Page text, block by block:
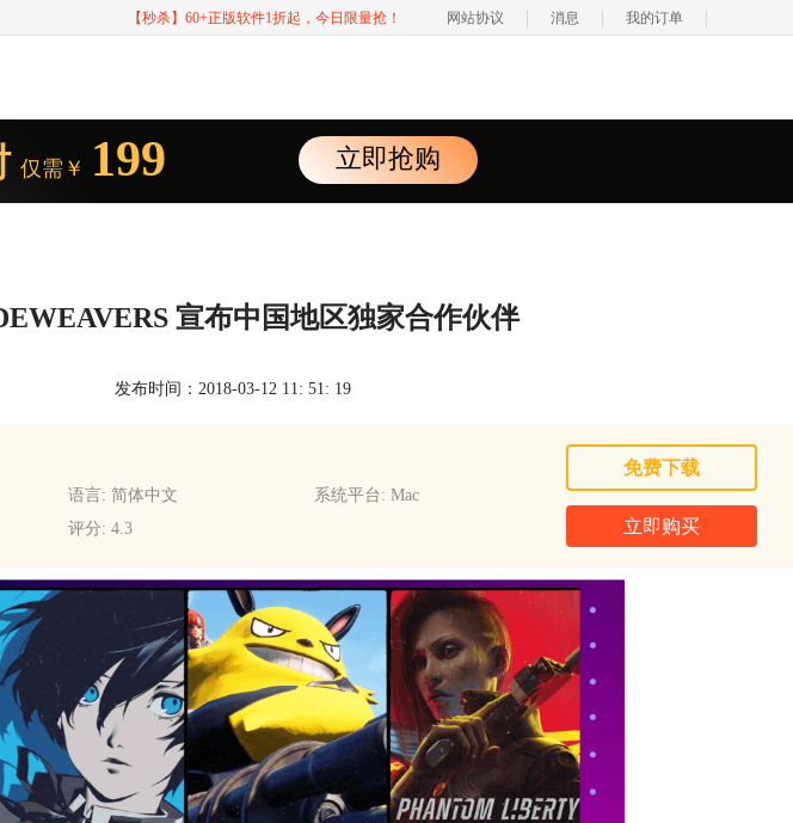
【秒杀】60+正版软件1折起，今日限量抢！ 网站协议 消息 我的订单
仅需￥ 199 立即抢购
宣布中国地区独家合作伙伴
发布时间：2018-03-12 11: 51: 19
语言: 简体中文
系统平台: Mac
评分: 4.3
免费下载
立即购买